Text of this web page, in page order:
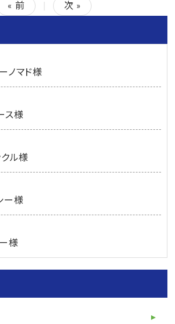
« 前 次 »
ノマド様
ス様
ル様
ー様
様